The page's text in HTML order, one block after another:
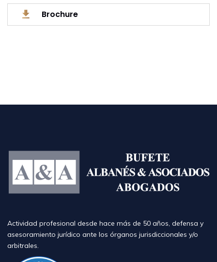
Brochure
Actividad profesional desde hace más de 50 años, defensa y
asesoramiento jurídico ante los órganos jurisdiccionales y/o
arbitrales.